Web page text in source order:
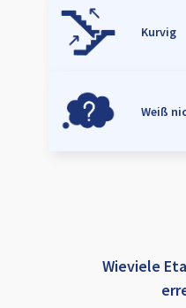
Kurvig
Weiß
Wieviele